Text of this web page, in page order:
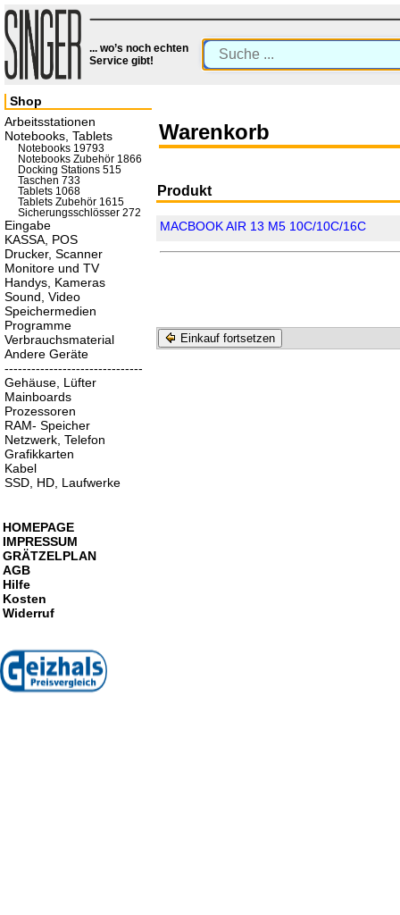
... wo’s noch echten
Service gibt!
Warenkorb
Produkt
MACBOOK AIR 13 M5 10C/10C/16C
Einkauf fortsetzen
Shop
Arbeitsstationen
Notebooks, Tablets
Notebooks 19793
Notebooks Zubehör 1866
Docking Stations 515
Taschen 733
Tablets 1068
Tablets Zubehör 1615
Sicherungsschlösser 272
Eingabe
KASSA, POS
Drucker, Scanner
Monitore und TV
Handys, Kameras
Sound, Video
Speichermedien
Programme
Verbrauchsmaterial
Andere Geräte
-------------------------------
Gehäuse, Lüfter
Mainboards
Prozessoren
RAM- Speicher
Netzwerk, Telefon
Grafikkarten
Kabel
SSD, HD, Laufwerke
HOMEPAGE
IMPRESSUM
GRÄTZELPLAN
AGB
Hilfe
Kosten
Widerruf